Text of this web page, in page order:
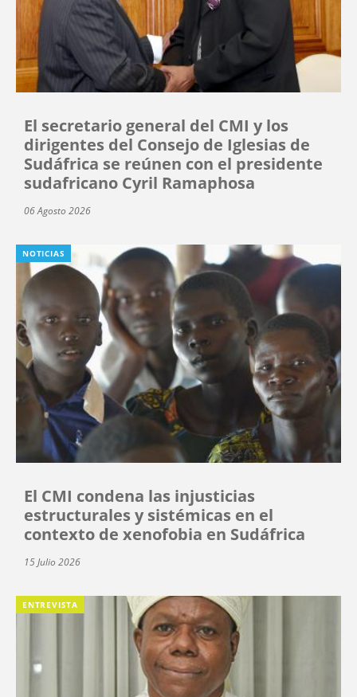
El secretario general del CMI y los
dirigentes del Consejo de Iglesias de
Sudáfrica se reúnen con el presidente
sudafricano Cyril Ramaphosa
06 Agosto 2026
NOTICIAS
El CMI condena las injusticias
estructurales y sistémicas en el
contexto de xenofobia en Sudáfrica
15 Julio 2026
ENTREVISTA